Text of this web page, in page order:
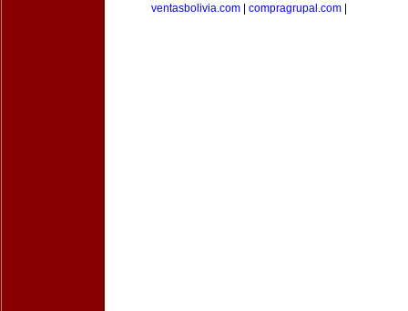
ventasbolivia.com
compragrupal.com